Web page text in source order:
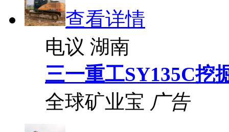
查看详情
电议 湖南
三一重工SY135C挖
全球矿业宝 广告